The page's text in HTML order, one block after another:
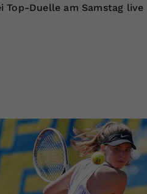
Top-Duelle am Samstag live